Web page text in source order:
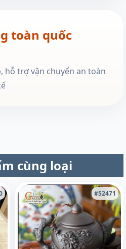
toàn quốc
hỗ trợ vận chuyển an toàn
cùng loại
#52471